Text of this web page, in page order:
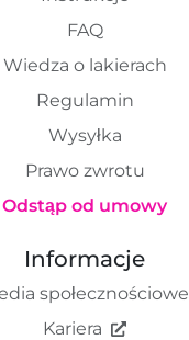
FAQ
Wiedza o lakierach
Regulamin
Wysyłka
Prawo zwrotu
Odstąp od umowy
Informacje
społecznościowe
Kariera